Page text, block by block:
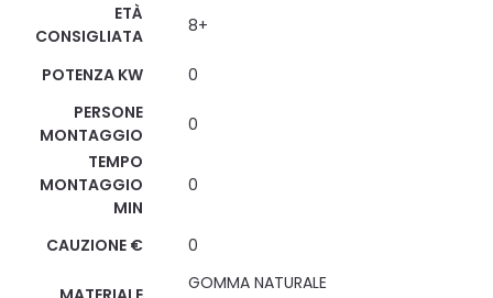
ETÀ
CONSIGLIATA
8+
POTENZA KW
0
PERSONE
MONTAGGIO
0
TEMPO
MONTAGGIO
MIN
0
CAUZIONE € 0
GOMMA NATURALE